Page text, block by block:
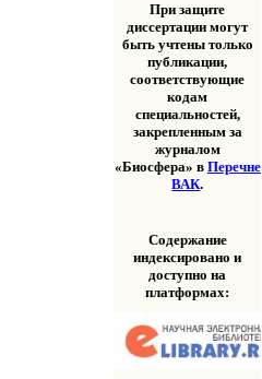
При защите
диссертации могут
быть учтены только
публикации,
соответствующие
кодам
специальностей,
закрепленным за
журналом
«Биосфера» в Перечне
ВАК.
Содержание
индексировано и
доступно на
платформах: